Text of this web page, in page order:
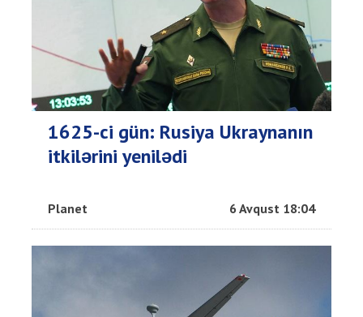
1625-ci gün: Rusiya Ukraynanın
itkilərini yenilədi
Planet 6 Avqust 18:04